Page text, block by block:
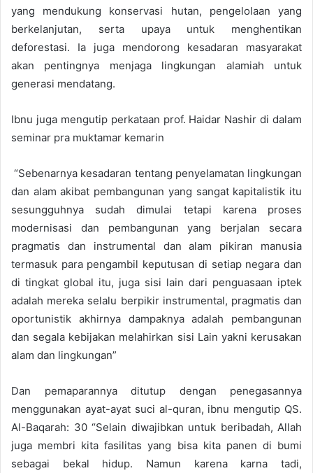
yang mendukung konservasi hutan, pengelolaan yang
berkelanjutan, serta upaya untuk menghentikan
deforestasi. Ia juga mendorong kesadaran masyarakat
akan pentingnya menjaga lingkungan alamiah untuk
generasi mendatang.
Ibnu juga mengutip perkataan prof. Haidar Nashir di dalam
seminar pra muktamar kemarin
“Sebenarnya kesadaran tentang penyelamatan lingkungan
dan alam akibat pembangunan yang sangat kapitalistik itu
sesungguhnya sudah dimulai tetapi karena proses
modernisasi dan pembangunan yang berjalan secara
pragmatis dan instrumental dan alam pikiran manusia
termasuk para pengambil keputusan di setiap negara dan
di tingkat global itu, juga sisi lain dari penguasaan iptek
adalah mereka selalu berpikir instrumental, pragmatis dan
oportunistik akhirnya dampaknya adalah pembangunan
dan segala kebijakan melahirkan sisi Lain yakni kerusakan
alam dan lingkungan”
Dan pemaparannya ditutup dengan penegasannya
menggunakan ayat-ayat suci al-quran, ibnu mengutip QS.
Al-Baqarah: 30 “Selain diwajibkan untuk beribadah, Allah
juga membri kita fasilitas yang bisa kita panen di bumi
sebagai bekal hidup. Namun karena karna tadi,